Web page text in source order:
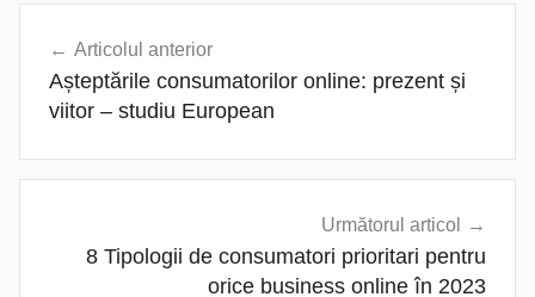
articole
Articolul anterior
Așteptările consumatorilor online: prezent și
viitor – studiu European
Următorul articol
8 Tipologii de consumatori prioritari pentru
orice business online în 2023